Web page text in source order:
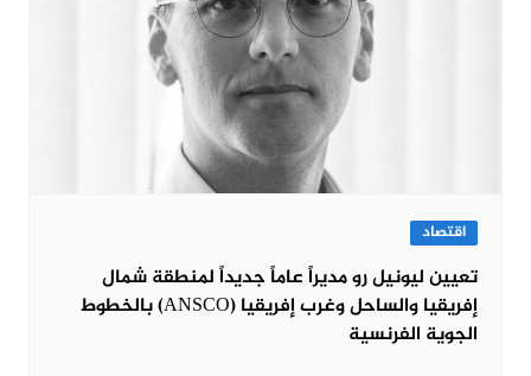
اقتصاد
تعيين ليونيل رو مديراً عاماً جديداً لمنطقة شمال
إفريقيا والساحل وغرب إفريقيا (ANSCO) بالخطوط
الجوية الفرنسية